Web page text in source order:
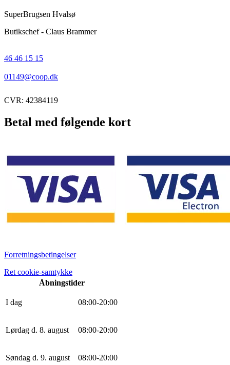
SuperBrugsen Hvalsø
Butikschef - Claus Brammer
46 46 15 15
01149@coop.dk
CVR: 42384119
Betal med følgende kort
Forretningsbetingelser
Ret cookie-samtykke
Åbningstider
I dag 08:00-20:00
Lørdag d. 8. august 08:00-20:00
Søndag d. 9. august 08:00-20:00